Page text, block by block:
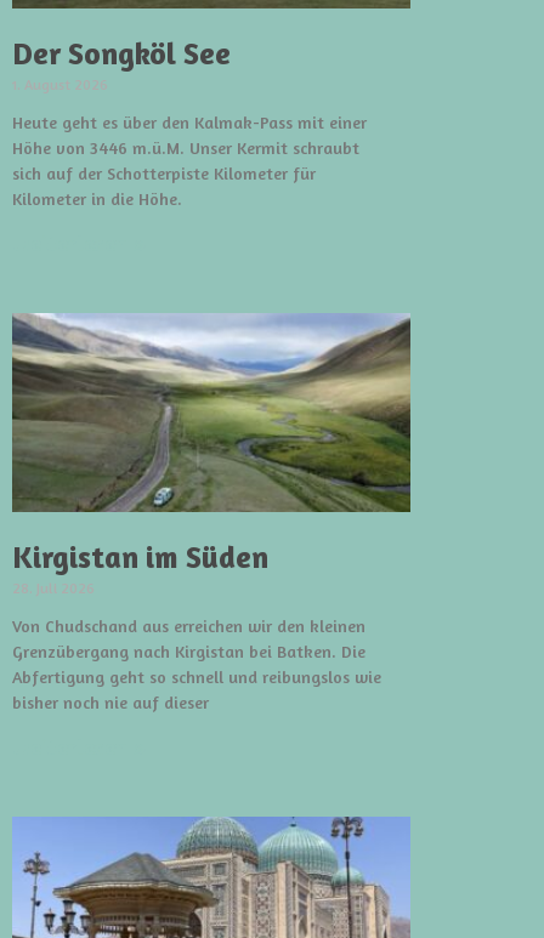
Der Songköl See
1. August 2026
Heute geht es über den Kalmak-Pass mit einer
Höhe von 3446 m.ü.M. Unser Kermit schraubt
sich auf der Schotterpiste Kilometer für
Kilometer in die Höhe.
Kirgistan im Süden
28. Juli 2026
Von Chudschand aus erreichen wir den kleinen
Grenzübergang nach Kirgistan bei Batken. Die
Abfertigung geht so schnell und reibungslos wie
bisher noch nie auf dieser